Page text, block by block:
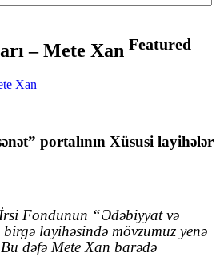
– Mete Xan Featured
portalının Xüsusi layihələr
Fondunun “Ədəbiyyat və
layihəsində mövzumuz yenə
dəfə Mete Xan barədə